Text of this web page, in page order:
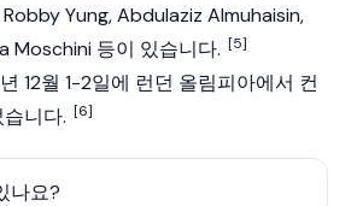
Yung, Abdulaziz Almuhaisin,
Moschini 등이 있습니다. [5]
12월 1-2일에 런던 올림피아에서 컨
니다. [6]
나요?